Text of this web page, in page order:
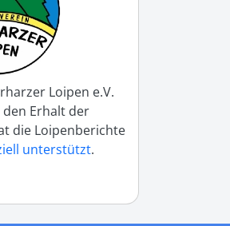
Loipen e.V.
Erhalt der
die Loipenberichte
unterstützt.